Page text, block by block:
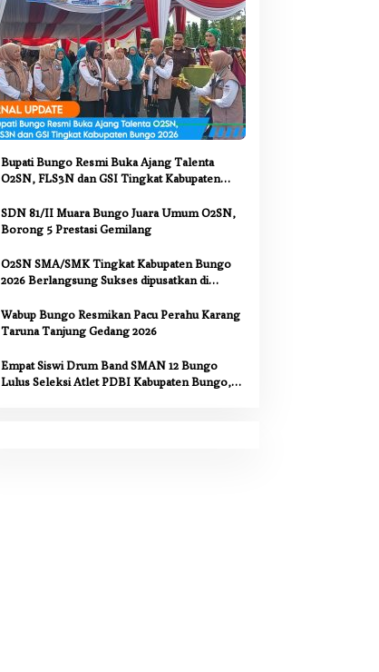
Bupati Bungo Resmi Buka Ajang Talenta
O2SN, FLS3N dan GSI Tingkat Kabupaten
SDN 81/II Muara Bungo Juara Umum O2SN,
Borong 5 Prestasi Gemilang
O2SN SMA/SMK Tingkat Kabupaten Bungo
2026 Berlangsung Sukses dipusatkan di
Wabup Bungo Resmikan Pacu Perahu Karang
Taruna Tanjung Gedang 2026
Empat Siswi Drum Band SMAN 12 Bungo
Lulus Seleksi Atlet PDBI Kabupaten Bungo,